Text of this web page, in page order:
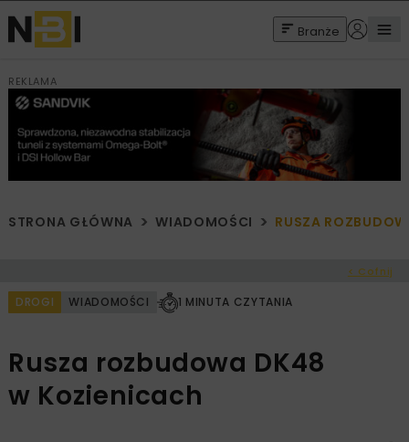
Branże
REKLAMA
STRONA GŁÓWNA WIADOMOŚCI RUSZA
< Cofnij
DROGI WIADOMOŚCI 1 MINUTA CZYTANIA
Rusza rozbudowa DK48
w Kozienicach